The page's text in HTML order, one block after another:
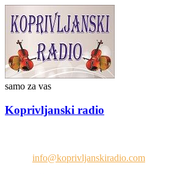
samo za vas
Koprivljanski radio
info@koprivljanskiradio.com